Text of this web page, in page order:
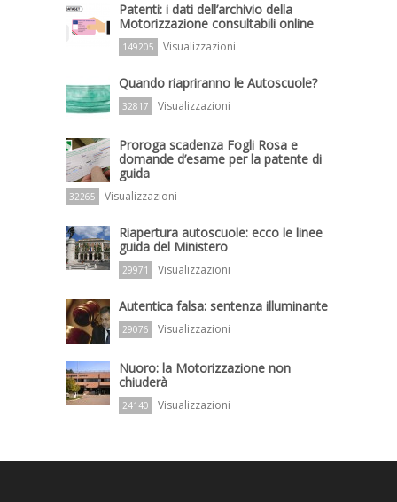
Patenti: i dati dell’archivio della
Motorizzazione consultabili online
149205 Visualizzazioni
Quando riapriranno le Autoscuole?
32817 Visualizzazioni
Proroga scadenza Fogli Rosa e
domande d’esame per la patente di
guida
32265 Visualizzazioni
Riapertura autoscuole: ecco le linee
guida del Ministero
29971 Visualizzazioni
Autentica falsa: sentenza illuminante
29076 Visualizzazioni
Nuoro: la Motorizzazione non
chiuderà
24140 Visualizzazioni